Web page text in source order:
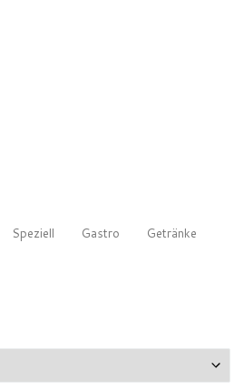
Speziell Gastro Getränke